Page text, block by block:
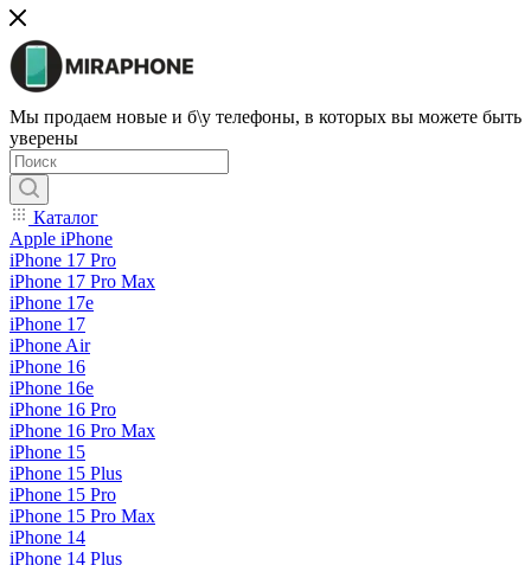
Мы продаем новые и б\у телефоны, в которых вы можете быть
уверены
Каталог
Apple iPhone
iPhone 17 Pro
iPhone 17 Pro Max
iPhone 17e
iPhone 17
iPhone Air
iPhone 16
iPhone 16e
iPhone 16 Pro
iPhone 16 Pro Max
iPhone 15
iPhone 15 Plus
iPhone 15 Pro
iPhone 15 Pro Max
iPhone 14
iPhone 14 Plus